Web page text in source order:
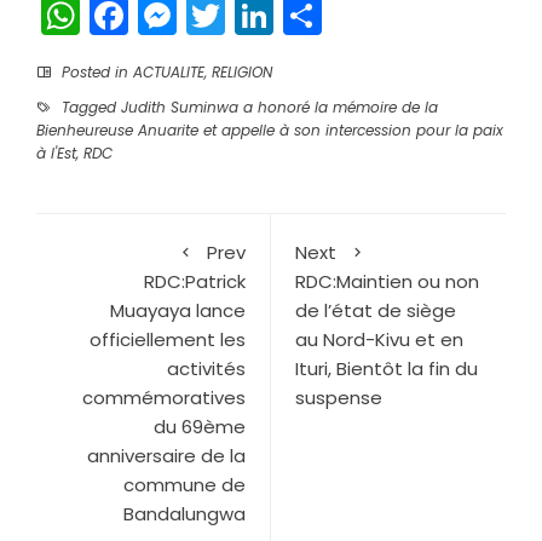
WhatsApp
Facebook
Messenger
TwitterLinkedIn
Posted in ACTUALITE, RELIGION
Tagged Judith Suminwa a honoré la mémoire de la
Bienheureuse Anuarite et appelle à son intercession pour la paix
à l'Est, RDC
Prev
RDC:Patrick
Muayaya lance
officiellement les
activités
commémoratives
du 69ème
anniversaire de la
commune de
Bandalungwa
Next
RDC:Maintien ou non
de l’état de siège
au Nord-Kivu et en
Ituri, Bientôt la fin du
suspense